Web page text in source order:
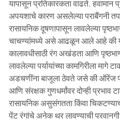
यापासून प्रतिकारकता वाढते. हवामान
अपयशाचे कारण असलेल्या पराबैंगनी
रासायनिक दूषणापासून लावलेल्या
चाचण्यांमध्ये असे आढळून आले आहे की
कालावधीसाठी रंग अखंडता आणि
लावलेल्या पर्यायांच्या कामगिरीला मागे
अडचणींना बाजूला ठेवते जसे की ऑरेंज
आणि संरक्षक गुणधर्मांवर दोन्ही प्रभाव
रासायनिक असुसंगतता किंवा
पेंट रंगांचे अनेक थर लावण्याची